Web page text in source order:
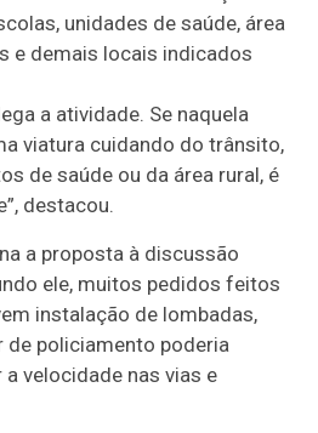
unidades de saúde, área
e demais locais indicados
a atividade. Se naquela
viatura cuidando do trânsito,
de saúde ou da área rural, é
destacou.
a proposta à discussão
ele, muitos pedidos feitos
instalação de lombadas,
de policiamento poderia
velocidade nas vias e